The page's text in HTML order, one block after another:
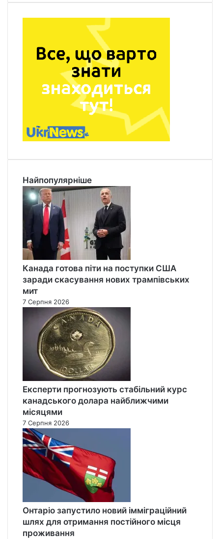
Найпопулярніше
Канада готова піти на поступки США
заради скасування нових трампівських
мит
7 Серпня 2026
Експерти прогнозують стабільний курс
канадського долара найближчими
місяцями
7 Серпня 2026
Онтаріо запустило новий імміграційний
шлях для отримання постійного місця
проживання